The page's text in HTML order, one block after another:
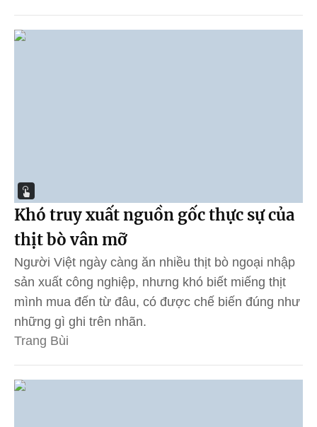
Khó truy xuất nguồn gốc thực sự của
thịt bò vân mỡ
Người Việt ngày càng ăn nhiều thịt bò ngoại nhập
sản xuất công nghiệp, nhưng khó biết miếng thịt
mình mua đến từ đâu, có được chế biến đúng như
những gì ghi trên nhãn.
Trang Bùi